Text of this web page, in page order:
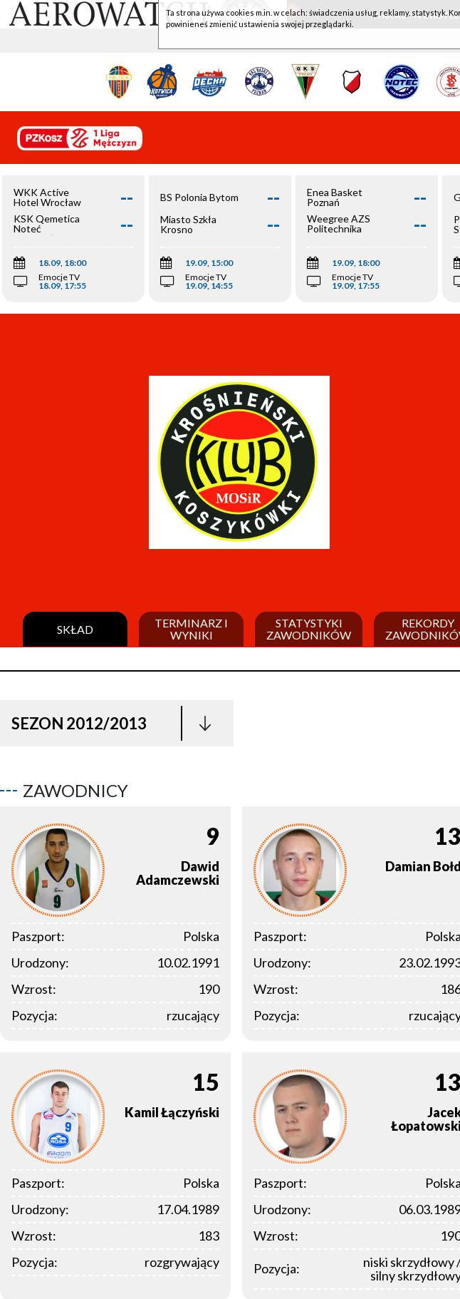
WKK ACTIVE
WKK Active
Hotel Wrocław
--
KSK Qemetica
Noteć
Inowrocław
--
18.09, 18:00
Emocje TV
18.09, 17:55
BS Polonia Bytom --
Miasto Szkła
Krosno
--
19.09, 15:00
Emocje TV
19.09, 14:55
Enea Basket
Poznań
--
Weegree AZS
Politechnika
--
19.09, 18:00
Emocje TV
19.09, 17:55
SKŁAD
TERMINARZ I
WYNIKI
STATYSTYKI
ZAWODNIKÓW
REKORDY
SEZON 2012/2013
ZAWODNICY
9
Dawid
Adamczewski
Paszport:
Polska
Urodzony:
10.02.1991
Wzrost:
190
Pozycja:
rzucający
13
Damian Bołd
Paszport:
Polska
Urodzony:
Wzrost:
Pozycja:
15
KamilŁączyński
Paszport:
Polska
Urodzony:
17.04.1989
Wzrost:
183
Pozycja:
rozgrywający
13
Łopatowski
Paszport:
Polska
Urodzony:
Wzrost:
Pozycja:
niski skrzydłowy
silny
Ta strona używa cookies m.in. w celach: świadczenia usług, reklamy, statystyk.
powinieneś zmienić ustawienia swojej przeglądarki.